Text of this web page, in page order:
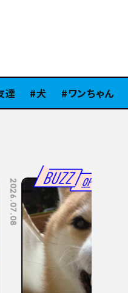
犬 ワンちゃん
2026.07.06